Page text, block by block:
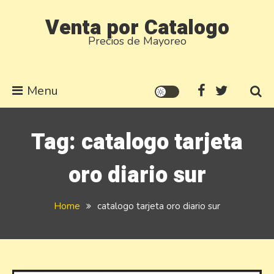
Venta por Catalogo
Precios de Mayoreo
Menu
Tag: catalogo tarjeta
oro diario sur
Home catalogo tarjeta oro diario sur